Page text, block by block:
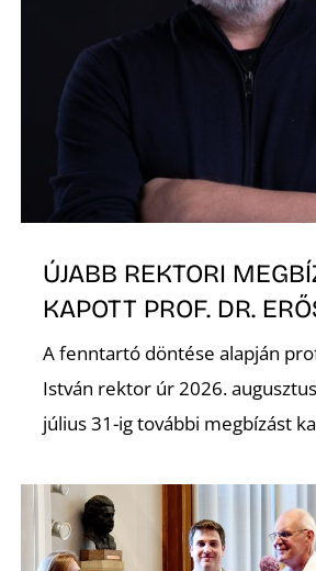
ÚJABB REKTORI
KAPOTT PROF. DR.
A fenntartó döntése alapján
István rektor úr 2026.
július 31-ig további megbízást